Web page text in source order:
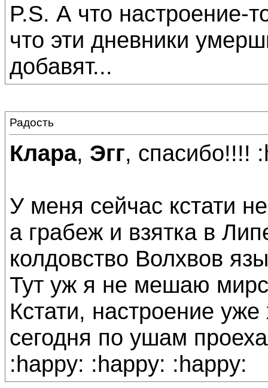
P.S. А что настроение-
что эти дневники
добавят...
Радость
Клара, Эгг, спасибо!!!!
У меня сейчас кстати
а грабеж и взятка в
колдовство Волхвов
Тут уж я не мешаю
Кстати, настроение
сегодня по ушам
:happy: :happy: :happy: